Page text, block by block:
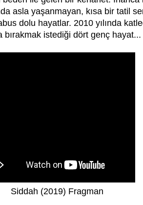
asla yaşanmayan, kısa bir tatil
dolu hayatlar. 2010 yılında
bırakmak istediği dört genç
Siddah (2019) Fragman